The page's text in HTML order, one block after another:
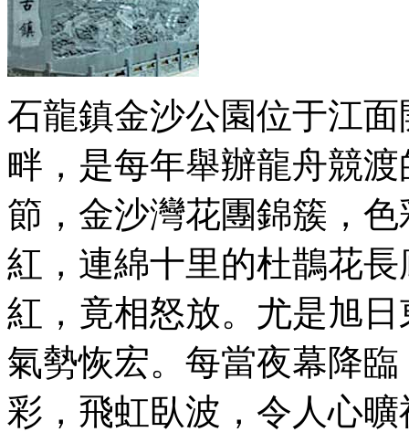
石龍鎮金沙公園位于江
畔，是每年舉辦龍舟競
節，金沙灣花團錦簇，
紅，連綿十里的杜鵲花
紅，竟相怒放。尤是旭
氣勢恢宏。每當夜幕降
彩，飛虹臥波，令人心